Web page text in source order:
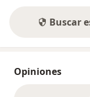
Buscar
Opiniones